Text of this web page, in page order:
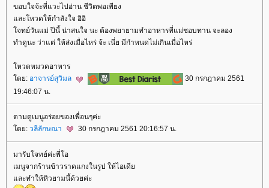
ขอบใจจ้ะที่แวะไปอ่าน ชีวิตพอเพียง
ละโหวดให้กำลังใจ อิอิ
จทย์วันแม่ ปีนี้ น่าสนใจ นะ ต้องพยายามทำอาหารที่แม่ชอบทาน จะลอง
ทำดูนะ ว่าแต่ ให้ส่งเมื่อไหร่ จ้ะ เนี่ย มีกำหนดไม่เกินเมื่อไหร่
หวดหมวดอาหาร
ดย: อาจารย์สุวิมล
30 กรกฎาคม 2561
19:46:07 น.
ตามดูเมนูอร่อยของเพื่อนๆค่ะ
ดย: วลีลักษณา 30 กรกฎาคม 2561 20:16:57 น.
มารับโจทย์ค่ะพี่โอ
เมนูจากร้านข้าวราดแกงในรูป ให้ไอเดี
ละทำให้หิวยามนี้ด้วยค่ะ